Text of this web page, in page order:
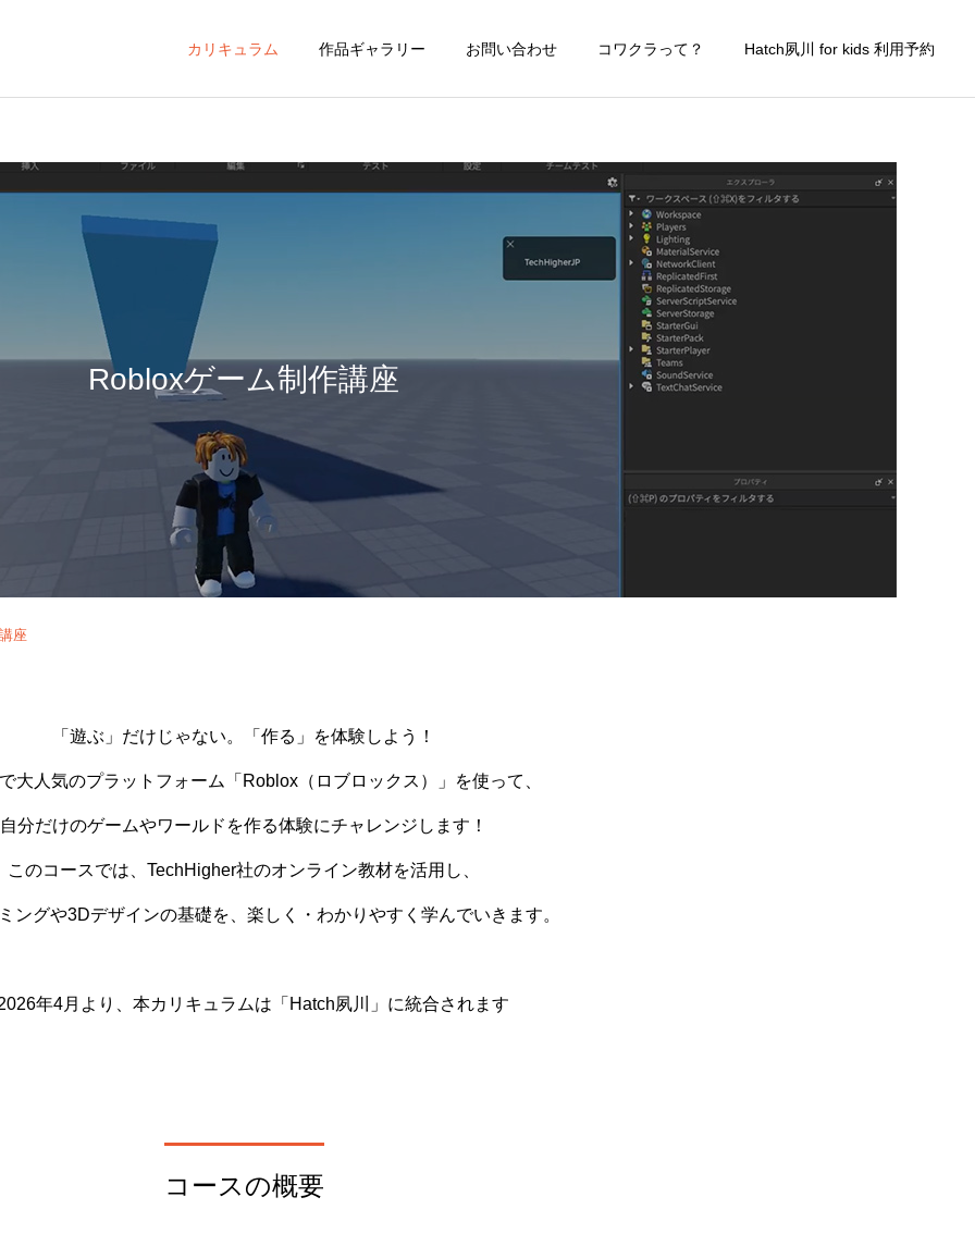
カリキュラム 作品ギャラリー お問い合わせ コワクラって？ Hatch夙川 for kids 利用予約
詳細を見る
Robloxゲーム制作講
座
情報I対策講座 パソコン相談サービス
AI勉強会
【開催レポート】AI勉強会
基礎編！AIを賢く安全に使
いこなそう！
の開催日決定！
AI勉強会
保護者様向けAI勉強会 5月
の開催日決定！
Robloxゲーム制作講座
座
「遊ぶ」だけじゃない。「作る」を体験しよう！
大人気のプラットフォーム「Roblox（ロブロックス）」を使って、
自分だけのゲームやワールドを作る体験にチャレンジします！
このコースでは、TechHigher社のオンライン教材を活用し、
ングや3Dデザインの基礎を、楽しく・わかりやすく学んでいきます。
年4月より、本カリキュラムは「Hatch夙川」に統合されます
コースの概要